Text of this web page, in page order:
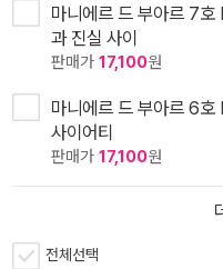
마니에르 드 부아르 7
과 진실 사이
판매가 17,100원
마니에르 드 부아르 6
사이어티
판매가 17,100원
전체선택